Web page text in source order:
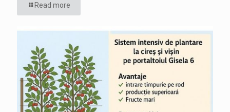
Read more